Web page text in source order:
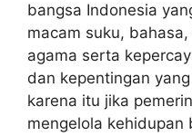
bangsa Indonesia
macam suku,
agama serta
dan kepentingan
karena itu jika
mengelola kehidupan